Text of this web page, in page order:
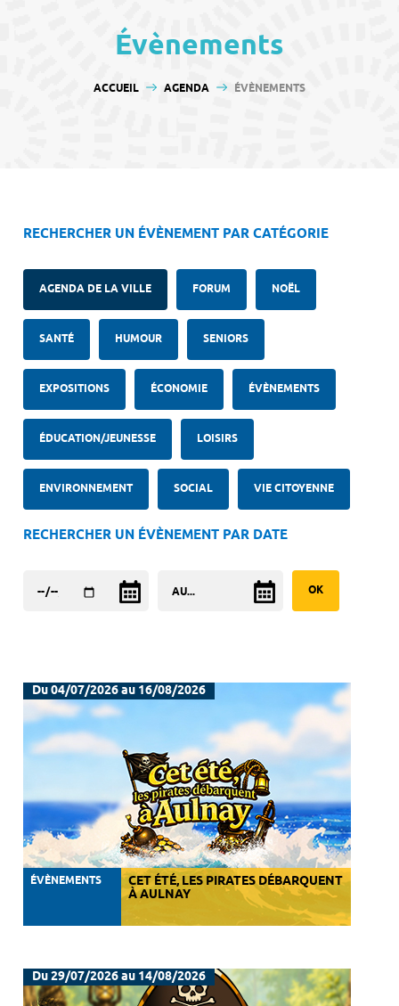
Évènements
VOUS ÊTES ICI :
ACCUEIL AGENDA ÉVÈNEMENTS
RECHERCHER UN ÉVÈNEMENT PAR CATÉGORIE
AGENDA DE LA VILLE FORUM NOËL
SANTÉ HUMOUR SENIORS
EXPOSITIONS ÉCONOMIE ÉVÈNEMENTS
ÉDUCATION/JEUNESSE LOISIRS
ENVIRONNEMENT SOCIAL VIE CITOYENNE
RECHERCHER UN ÉVÈNEMENT PAR DATE
Du 04/07/2026 au 16/08/2026
ÉVÈNEMENTS CET ÉTÉ, LES PIRATES DÉBARQUENT
À AULNAY
Du 29/07/2026 au 14/08/2026